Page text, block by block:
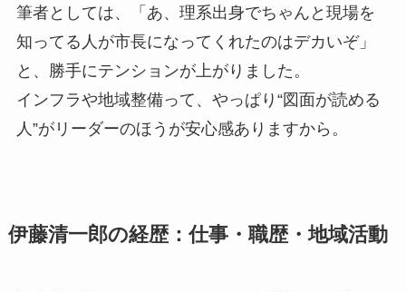
筆者としては、「あ、理系出身でちゃんと現場を
知ってる人が市長になってくれたのはデカいぞ」
と、勝手にテンションが上がりました。
インフラや地域整備って、やっぱり“図面が読める
人”がリーダーのほうが安心感ありますから。
伊藤清一郎の経歴：仕事・職歴・地域活動